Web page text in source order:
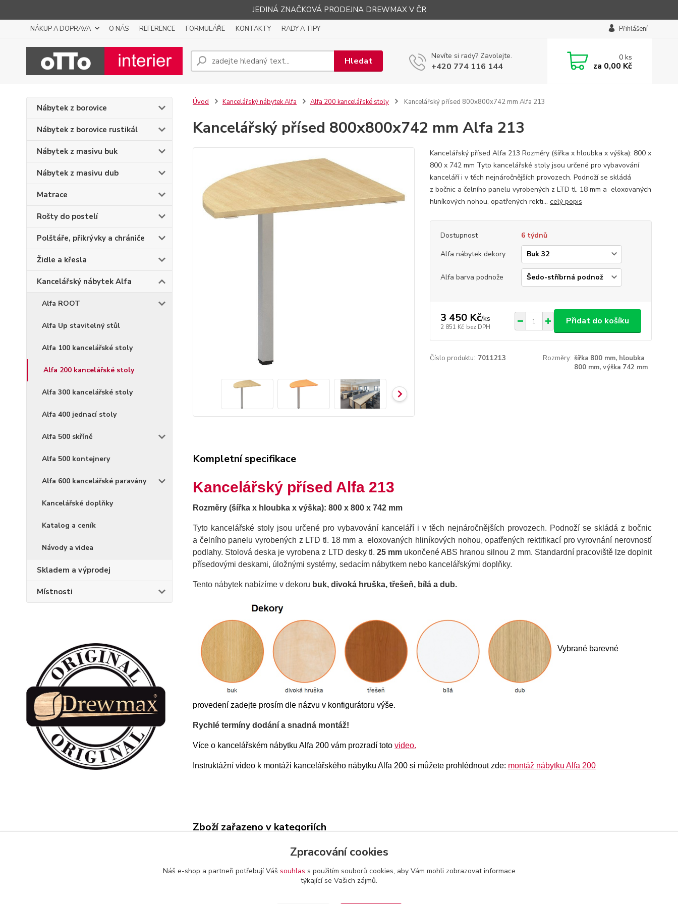
JEDINÁ ZNAČKOVÁ PRODEJNA DREWMAX V ČR
NÁKUP A DOPRAVA O NÁS REFERENCE FORMULÁŘE KONTAKTY RADY A TIPY Přihlášení
Hledat Nevíte si rady? Zavolejte.
+420 774 116 144
0ks
za 0,00 Kč
Nábytek z borovice
Nábytek z borovice rustikál
Nábytek z masivu buk
Nábytek z masivu dub
Matrace
Rošty do postelí
Polštáře, přikrývky a chrániče
Židle a křesla
Kancelářský nábytek Alfa
Alfa ROOT
Alfa Up stavitelný stůl
Alfa 100 kancelářské stoly
Alfa 200 kancelářské stoly
Alfa 300 kancelářské stoly
Alfa 400 jednací stoly
Alfa 500 skříně
Alfa 500 kontejnery
Alfa 600 kancelářské paravány
Kancelářské doplňky
Katalog a ceník
Návody a videa
Skladem a výprodej
Místnosti
Úvod Kancelářský nábytek Alfa Alfa 200 kancelářské stoly Kancelářský přísed 800x800x742 mm Alfa 213
Kancelářský přísed 800x800x742 mm Alfa 213
Kancelářský přísed Alfa 213 Rozměry (šířka x hloubka x výška): 800 x
800 x 742 mm Tyto kancelářské stoly jsou určené pro vybavování
kanceláří i v těch nejnáročnějších provozech. Podnoží se skládá
z bočnic a čelního panelu vyrobených z LTD tl. 18 mm a eloxovaných
hliníkových nohou, opatřených rekti... celý popis
Dostupnost
6 týdnů
Alfa nábytek dekory
Alfa barva podnože
3 450 Kč/ks
2 851 Kč bez DPH
Přidat do košíku
Číslo produktu: 7011213 Rozměry: šířka 800 mm, hloubka
800 mm, výška 742 mm
Kompletní specifikace
Kancelářský přísed Alfa 213
Rozměry (šířka x hloubka x výška): 800 x 800 x 742 mm
Tyto kancelářské stoly jsou určené pro vybavování kanceláří i v těch nejnáročnějších provozech. Podnoží se skládá z bočnic
a čelního panelu vyrobených z LTD tl. 18 mm a eloxovaných hliníkových nohou, opatřených rektifikací pro vyrovnání nerovností
podlahy. Stolová deska je vyrobena z LTD desky tl. 25 mmukončené ABS hranou silnou 2 mm. Standardní pracoviště lze doplnit
přísedovými deskami, úložnými systémy, sedacím nábytkem nebo kancelářskými doplňky.
Tento nábytek nabízíme v dekoru buk, divoká hruška, třešeň, bílá a dub.
Vybrané barevné
provedení zadejte prosím dle názvu v konfigurátoru výše.
Rychlé termíny dodání a snadná montáž!
Více o kancelářském nábytku Alfa 200 vám prozradí toto video.
Instruktážní video k montáži kancelářského nábytku Alfa 200 si můžete prohlédnout zde: montáž nábytku Alfa 200
Zboží zařazeno v kategoriích
Alfa 200 kancelářské stolyZpracování cookies
Náš e-shop a partneři potřebují Váš souhlas s použitím souborů cookies, aby Vám mohli zobrazovat informace
týkající se Vašich zájmů.